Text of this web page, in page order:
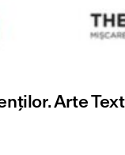
Arte